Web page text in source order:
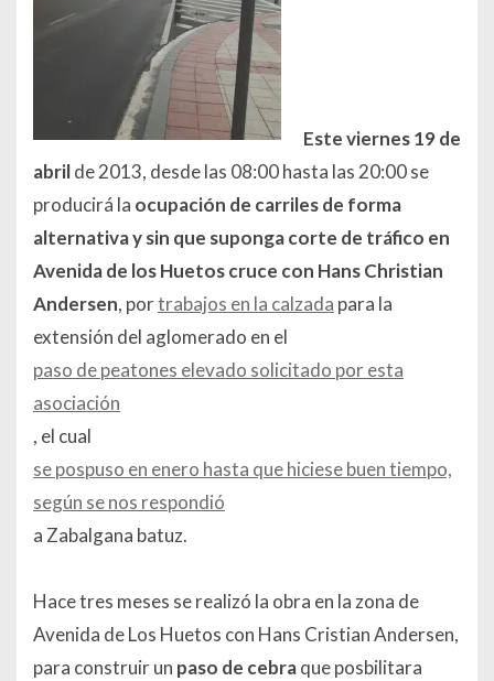
Este viernes 19 de
abrilde 2013, desde las 08:00 hasta las 20:00 se
producirá la ocupación de carriles de forma
alternativa y sin que suponga corte de tráfico en
Avenida de los Huetos cruce con Hans Christian
Andersen, portrabajos en la calzada para la
extensión del aglomerado en el
paso de peatones elevado solicitado por esta
asociación
, el cual
se pospuso en enero hasta que hiciese buen tiempo,
según se nos respondió
a Zabalgana batuz.
Hace tres meses se realizó la obra en la zona de
Avenida de Los Huetos con Hans Cristian Andersen,
para construir un paso de cebraque posbilitara